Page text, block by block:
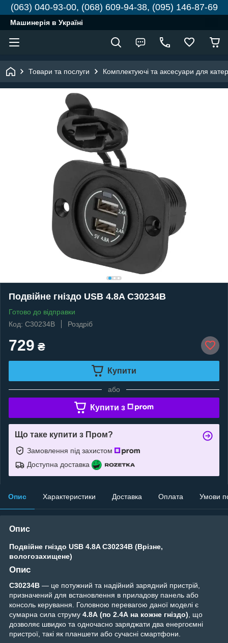
(063) 040-93-00, (068) 609-94-38, (095) 146-87-69
Машинерія в Україні
Товари та послуги Комплектуючі та аксесуари для
Подвійне гніздо USB 4.8A C30234B
Готово до відправки
Код: C30234B
Роздріб
729 ₴
Купити
або
Купити з
Що таке купити з Пром?
Замовлення під захистом
Доступна доставка
Опис Характеристики Доставка Оплата Умови
Опис
Подвійне гніздо USB 4.8A C30234B (Врізне,
вологозахищене)
Опис
C30234B — це потужний та надійний зарядний пристрій,
призначений для встановлення в приладову панель або
консоль керування. Головною перевагою даної моделі є
сумарна сила струму 4.8А (по 2.4А на кожне гніздо) , що
дозволяє швидко та одночасно заряджати два енергоємні
пристрої, такі як планшети або сучасні смартфони.